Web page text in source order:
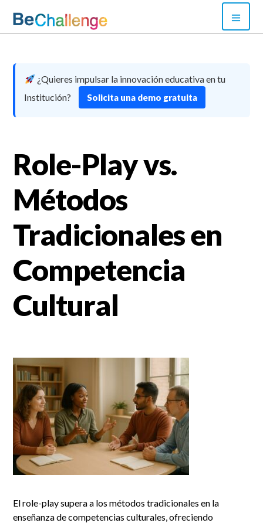
content
¿Quieres impulsar la innovación educativa en tu
Institución?
Solicita una demo gratuita
Role-Play vs.
Métodos
Tradicionales en
Competencia
Cultural
El role-play supera a los métodos tradicionales en la
enseñanza de competencias culturales, ofreciendo